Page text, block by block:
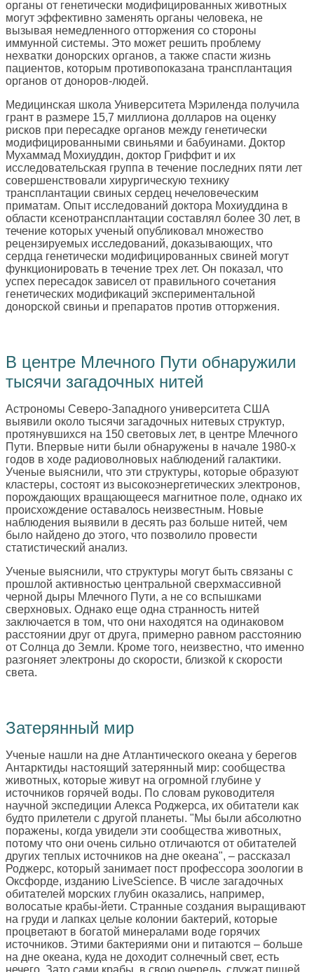
органы от генетически модифицированных животных
могут эффективно заменять органы человека, не
вызывая немедленного отторжения со стороны
иммунной системы. Это может решить проблему
нехватки донорских органов, а также спасти жизнь
пациентов, которым противопоказана трансплантация
органов от доноров-людей.
Медицинская школа Университета Мэриленда получила
грант в размере 15,7 миллиона долларов на оценку
рисков при пересадке органов между генетически
модифицированными свиньями и бабуинами. Доктор
Мухаммад Мохиуддин, доктор Гриффит и их
исследовательская группа в течение последних пяти лет
совершенствовали хирургическую технику
трансплантации свиных сердец нечеловеческим
приматам. Опыт исследований доктора Мохиуддина в
области ксенотрансплантации составлял более 30 лет, в
течение которых ученый опубликовал множество
рецензируемых исследований, доказывающих, что
сердца генетически модифицированных свиней могут
функционировать в течение трех лет. Он показал, что
успех пересадок зависел от правильного сочетания
генетических модификаций экспериментальной
донорской свиньи и препаратов против отторжения.
В центре Млечного Пути обнаружили
тысячи загадочных нитей
Астрономы Северо-Западного университета США
выявили около тысячи загадочных нитевых структур,
протянувшихся на 150 световых лет, в центре Млечного
Пути. Впервые нити были обнаружены в начале 1980-х
годов в ходе радиоволновых наблюдений галактики.
Ученые выяснили, что эти структуры, которые образуют
кластеры, состоят из высокоэнергетических электронов,
порождающих вращающееся магнитное поле, однако их
происхождение оставалось неизвестным. Новые
наблюдения выявили в десять раз больше нитей, чем
было найдено до этого, что позволило провести
статистический анализ.
Ученые выяснили, что структуры могут быть связаны с
прошлой активностью центральной сверхмассивной
черной дыры Млечного Пути, а не со вспышками
сверхновых. Однако еще одна странность нитей
заключается в том, что они находятся на одинаковом
расстоянии друг от друга, примерно равном расстоянию
от Солнца до Земли. Кроме того, неизвестно, что именно
разгоняет электроны до скорости, близкой к скорости
света.
Затерянный мир
Ученые нашли на дне Атлантического океана у берегов
Антарктиды настоящий затерянный мир: сообщества
животных, которые живут на огромной глубине у
источников горячей воды. По словам руководителя
научной экспедиции Алекса Роджерса, их обитатели как
будто прилетели с другой планеты. "Мы были абсолютно
поражены, когда увидели эти сообщества животных,
потому что они очень сильно отличаются от обитателей
других теплых источников на дне океана", – рассказал
Роджерс, который занимает пост профессора зоологии в
Оксфорде, изданию LiveScience. В числе загадочных
обитателей морских глубин оказались, например,
волосатые крабы-йети. Странные создания выращивают
на груди и лапках целые колонии бактерий, которые
процветают в богатой минералами воде горячих
источников. Этими бактериями они и питаются – больше
на дне океана, куда не доходит солнечный свет, есть
нечего. Зато сами крабы, в свою очередь, служат пищей